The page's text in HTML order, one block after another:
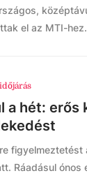
el az MTI-hez.
időjárás
a hét: erős
figyelmeztetést
Ráadásul ónos